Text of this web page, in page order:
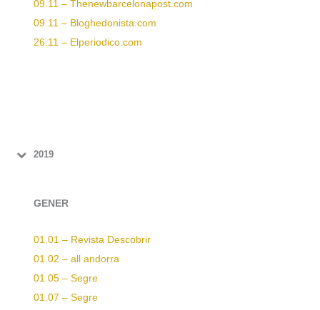
09.11 – Thenewbarcelonapost.com
09.11 – Bloghedonista.com
26.11 – Elperiodico.com
2019
GENER
01.01 – Revista Descobrir
01.02 – all andorra
01.05 – Segre
01.07 – Segre